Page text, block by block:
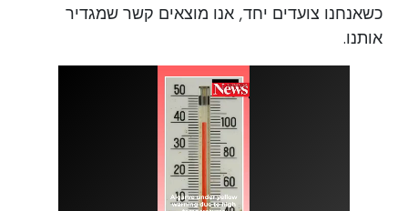
כשאנחנו צועדים יחד, אנו מוצאים קשר שמגדיר
אותנו.